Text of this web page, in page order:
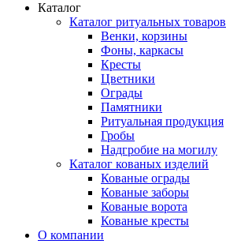
Каталог
Каталог ритуальных товаров
Венки, корзины
Фоны, каркасы
Кресты
Цветники
Ограды
Памятники
Ритуальная продукция
Гробы
Надгробие на могилу
Каталог кованых изделий
Кованые ограды
Кованые заборы
Кованые ворота
Кованые кресты
О компании